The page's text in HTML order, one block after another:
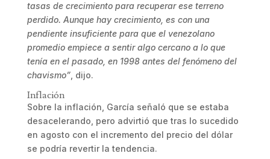
tasas de crecimiento para recuperar ese terreno
perdido. Aunque hay crecimiento, es con una
pendiente insuficiente para que el venezolano
promedio empiece a sentir algo cercano a lo que
tenía en el pasado, en 1998 antes del fenómeno del
chavismo”, dijo.
Inflación
Sobre la inflación, García señaló que se estaba
desacelerando, pero advirtió que tras lo sucedido
en agosto con el incremento del precio del dólar
se podría revertir la tendencia.